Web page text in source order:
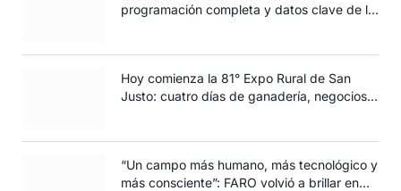
programación completa y datos clave de la
Hoy comienza la 81° Expo Rural de San
Justo: cuatro días de ganadería, negocios y
“Un campo más humano, más tecnológico y
más consciente”: FARO volvió a brillar en